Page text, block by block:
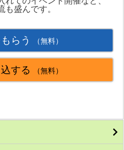
盛んです。
らう （無料）
する （無料）